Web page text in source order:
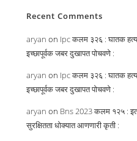
Recent Comments
aryan on Ipc कलम ३२६ : घातक
इच्छापूर्वक जबर दुखापत पोचवणे :
aryan on Ipc कलम ३२६ : घातक
इच्छापूर्वक जबर दुखापत पोचवणे :
aryan on Bns 2023 कलम १२५ :
सुरक्षितता धोक्यात आणणारी कृती :